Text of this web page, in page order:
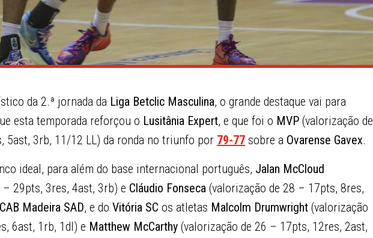
da 2.ª jornada da Liga Betclic Masculina, o grande destaque vai para
esta temporada reforçou o Lusitânia Expert, e que foi o MVP (valorização de
5ast, 3rb, 11/12 LL) da ronda no triunfo por 79-77 sobre a Ovarense Gavex.
ideal, para além do base internacional português, Jalan McCloud
29pts, 3res, 4ast, 3rb) e Cláudio Fonseca (valorização de 28 – 17pts, 8res,
CAB Madeira SAD, e do Vitória SC os atletas Malcolm Drumwright (valorização
6ast, 1rb, 1dl) e Matthew McCarthy (valorização de 26 – 17pts, 12res, 2ast,